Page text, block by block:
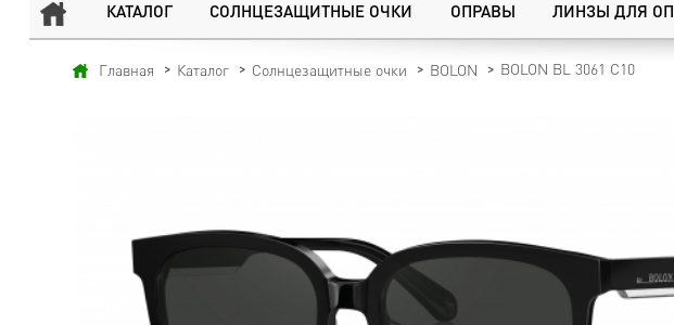
КАТАЛОГ СОЛНЦЕЗАЩИТНЫЕ ОЧКИ ОПРАВЫ ЛИНЗЫ ДЛЯ
Главная Каталог Солнцезащитные очки BOLON BOLON BL 3061 C10